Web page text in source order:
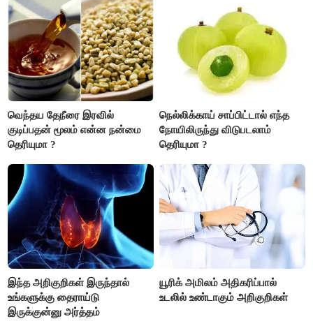
எடைபோடுவது நல்லது..!
வெந்தய தேநீரை இரவில்
குடிப்பதன் மூலம் என்ன நன்மை
தெரியுமா ?
நெல்லிக்காய் சாப்பிட்டால் எந்த
நோயிலிருந்து விடுபடலாம்
தெரியுமா ?
இந்த அறிகுறிகள் இருந்தால்
உங்களுக்கு தைராய்டு
இருக்குன்னு அர்த்தம்
யூரிக் அமிலம் அதிகரிப்பால்
உடலில் உண்டாகும் அறிகுறிகள்